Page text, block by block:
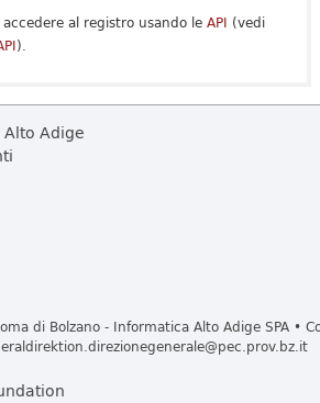
al registro usando le API (vedi
).
Adige
di Bolzano - Informatica Alto Adige SPA •